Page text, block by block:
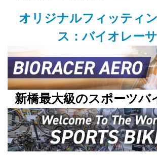
オリジナルフィッティ
ス：バイオレー
新橋最大級のスポーツバ